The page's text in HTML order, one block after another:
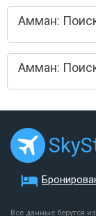
Амман:
Амман:
Все данные берутся